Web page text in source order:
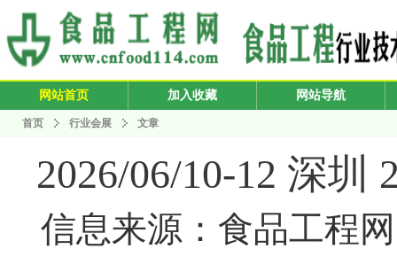
网站首页 加入收藏 网站导航
首页 行业会展 文章
2026/06/10-12 深
信息来源：食品工程